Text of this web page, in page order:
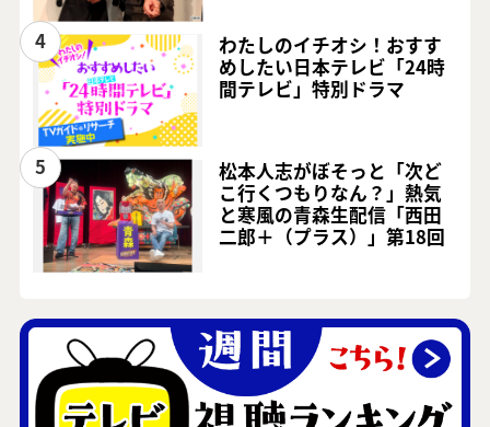
4
わたしのイチオシ！おすす
めしたい日本テレビ「24時
間テレビ」特別ドラマ
5
松本人志がぼそっと「次ど
こ行くつもりなん？」熱気
と寒風の青森生配信「西田
二郎＋（プラス）」第18回